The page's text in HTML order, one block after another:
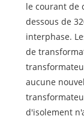
le courant de
dessous de
interphase.
de
aucune
d'isolement